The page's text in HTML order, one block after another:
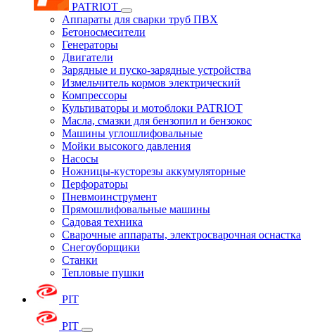
PATRIOT
Аппараты для сварки труб ПВХ
Бетоносмесители
Генераторы
Двигатели
Зарядные и пуско-зарядные устройства
Измельчитель кормов электрический
Компрессоры
Культиваторы и мотоблоки PATRIOT
Масла, смазки для бензопил и бензокос
Машины углошлифовальные
Мойки высокого давления
Насосы
Ножницы-кусторезы аккумуляторные
Перфораторы
Пневмоинструмент
Прямошлифовальные машины
Садовая техника
Сварочные аппараты, электросварочная оснастка
Снегоуборщики
Станки
Тепловые пушки
PIT
PIT